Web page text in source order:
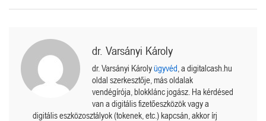
dr. Varsányi Károly
dr. Varsányi Károlyügyvéd , a digitalcash.hu
oldal szerkesztője, más oldalak
vendégírója, blokklánc jogász. Ha kérdésed
van a digitális fizetőeszközök vagy a
digitális eszközosztályok (tokenek, etc.) kapcsán, akkor írj